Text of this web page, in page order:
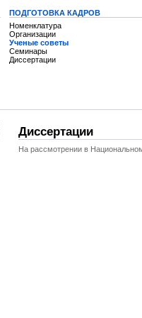
ПОДГОТОВКА КАДРОВ
Номенклатура
Организации
Ученые советы
Семинары
Диссертации
Диссертации
На рассмотрении в